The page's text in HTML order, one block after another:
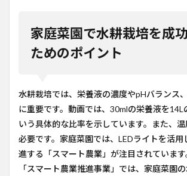
家庭菜園で水耕栽培を成
ためのポイント
水耕栽培では、栄養液の濃度やpHバランス
に重要です。動画では、30mlの栄養液を14L
いう具体的な比率を示しています。また、
必要です。家庭菜園では、LEDライトを活用
進する「スマート農業」が注目されていま
「スマート農業推進事業」では、家庭菜園